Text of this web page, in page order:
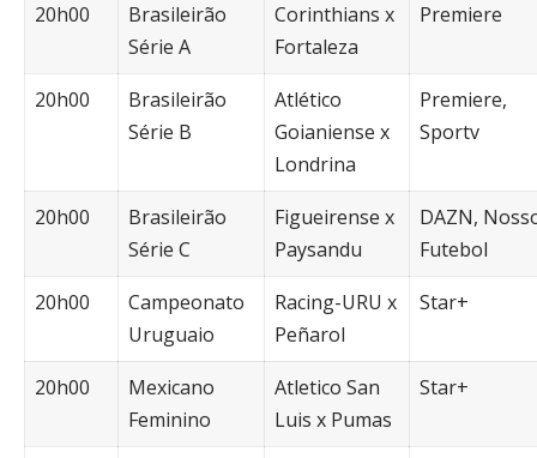
20h00
Brasileirão
Série A
Corinthians x
Fortaleza
Premiere
20h00
Brasileirão
Série B
Atlético
Goianiense x
Londrina
Premiere,
Sportv
20h00
Brasileirão
Série C
Figueirense x
Paysandu
DAZN,
Futebol
20h00
Campeonato
Uruguaio
Racing-URU x
Peñarol
Star+
20h00
Mexicano
Feminino
Atletico San
Luis x Pumas
Star+